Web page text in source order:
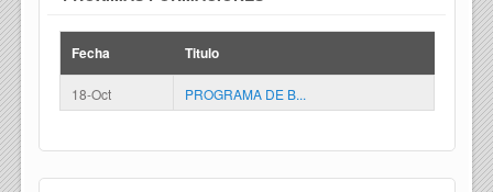
Fecha Titulo
18-Oct PROGRAMA DE B...